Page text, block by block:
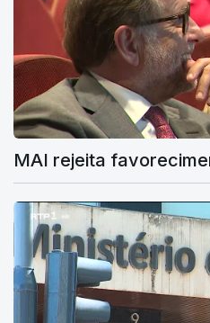
MAI rejeita